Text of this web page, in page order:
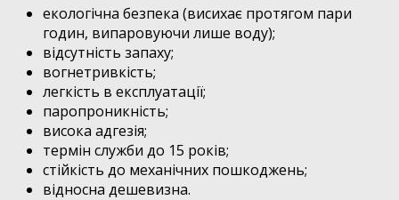
екологічна безпека (висихає протягом пари
годин, випаровуючи лише воду);
відсутність запаху;
вогнетривкість;
легкість в експлуатації;
паропроникність;
висока адгезія;
термін служби до 15 років;
стійкість до механічних пошкоджень;
відносна дешевизна.